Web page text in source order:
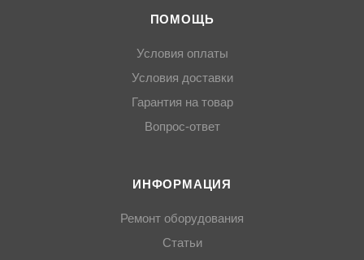
ПОМОЩЬ
Условия оплаты
Условия доставки
Гарантия на товар
Вопрос-ответ
ИНФОРМАЦИЯ
Ремонт оборудования
Статьи